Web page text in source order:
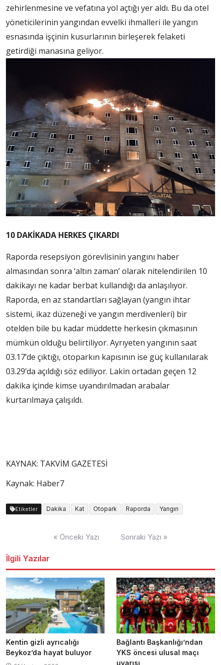
zehirlenmesine ve vefatına yol açtığı yer aldı. Bu da otel
yöneticilerinin yangından evvelki ihmalleri ile yangın
esnasında işçinin kusurlarının birleşerek felaketi
getirdiği manasına geliyor.
10 DAKİKADA HERKES ÇIKARDI
Raporda resepsiyon görevlisinin yangını haber
almasından sonra ‘altın zaman’ olarak nitelendirilen 10
dakikayı ne kadar berbat kullandığı da anlaşılıyor.
Raporda, en az standartları sağlayan (yangın ihtar
sistemi, ikaz düzeneği ve yangın merdivenleri) bir
otelden bile bu kadar müddette herkesin çıkmasının
mümkün olduğu belirtiliyor. Ayrıyeten yangının saat
03.17’de çıktığı, otoparkın kapısının ise güç kullanılarak
03.29’da açıldığı söz ediliyor. Lakin ortadan geçen 12
dakika içinde kimse uyandırılmadan arabalar
kurtarılmaya çalışıldı.
KAYNAK: TAKVİM GAZETESİ
Kaynak: Haber7
Etiketler Dakika Kat Otopark Raporda Yangın
« Önceki Yazı Sonraki Yazı »
İlgili Yazılar
Kentin gizli ayrıcalığı
Beykoz’da hayat buluyor
Bağlantı Başkanlığı’ndan
YKS öncesi ulusal maçı
uyarısı